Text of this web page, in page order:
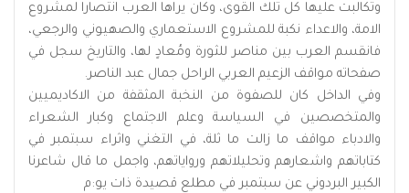
وتكالبت عليها كل تلك القوى، وكان يراها العرب انتصارا لمشروع
الامة، والاعداء نكبة للمشروع الاستعماري والصهيوني والرجعي،
فانقسم العرب بين مناصر للثورة ومُعادٍ لها، والتاريخ سجل في
صفحاته مواقف الزعيم العربي الراحل جمال عبد الناصر.
وفي الداخل كان للصفوة من النخبة المثقفة من الاكاديميين
والمتخصصين في السياسة وعلم الاجتماع وكبار الشعراء
والادباء مواقف ما زالت ما ثلة، في التغني واثراء سبتمبر في
كتاباتهم واشعارهم وتحليلاتهم ورواياتهم، واجمل ما قال شاعرنا
الكبير البردوني عن سبتمبر في مطلع قصيدة ذات يو:م